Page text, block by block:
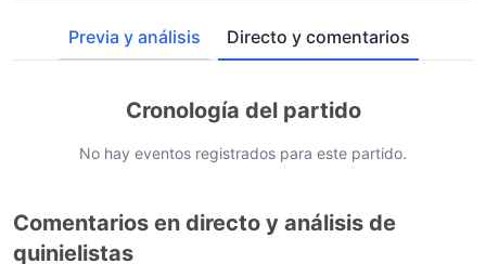
Previa y análisis Directo y comentarios
Cronología del partido
No hay eventos registrados para este partido.
Comentarios en directo y análisis de
quinielistas